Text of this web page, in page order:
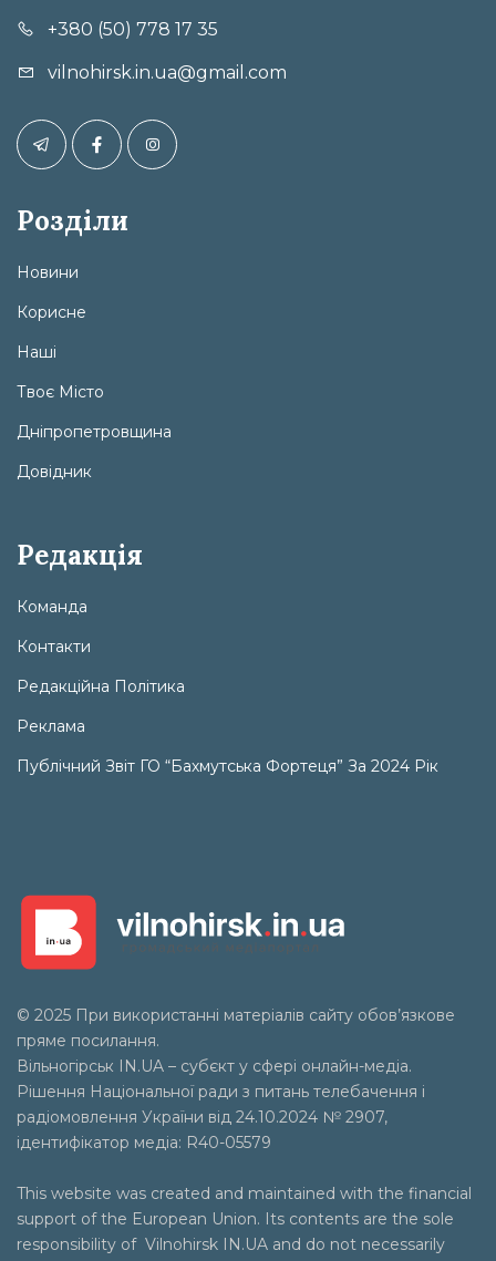
+380 (50) 778 17 35
vilnohirsk.in.ua@gmail.com
Розділи
Новини
Корисне
Наші
Твоє Місто
Дніпропетровщина
Довідник
Редакція
Команда
Контакти
Редакційна Політика
Реклама
Публічний Звіт ГО “Бахмутська Фортеця” За 2024 Рік
© 2025 При використанні матеріалів сайту обов’язкове
пряме посилання.
Вільногірськ
IN.UA – субєкт у сфері онлайн-медіа.
Рішення Національної ради з питань телебачення і
радіомовлення України від 24.10.2024 № 2907,
ідентифікатор медіа: R40-05579
This website was created and maintained with the financial
support of the European Union. Its contents are the sole
responsibility of Vilnohirsk IN.UA and do not necessarily